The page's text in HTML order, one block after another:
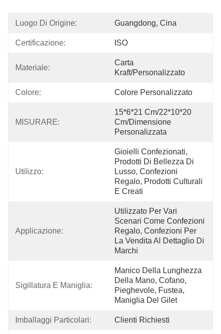
Luogo Di Origine: Guangdong, Cina
Certificazione: ISO
Materiale:
Carta
Kraft/Personalizzato
Colore: Colore Personalizzato
MISURARE:
15*6*21 Cm/22*10*20
Cm/dimensione
Personalizzata
Utilizzo:
Gioielli Confezionati,
Prodotti Di Bellezza Di
Lusso, Confezioni
Regalo, Prodotti Culturali
E Creati
Applicazione:
Utilizzato Per Vari
Scenari Come Confezioni
Regalo, Confezioni Per
La Vendita Al Dettaglio Di
Marchi
Sigillatura E Maniglia:
Manico Della Lunghezza
Della Mano, Cofano,
Pieghevole, Fustea,
Maniglia Del Gilet
Imballaggi Particolari: Clienti Richiesti